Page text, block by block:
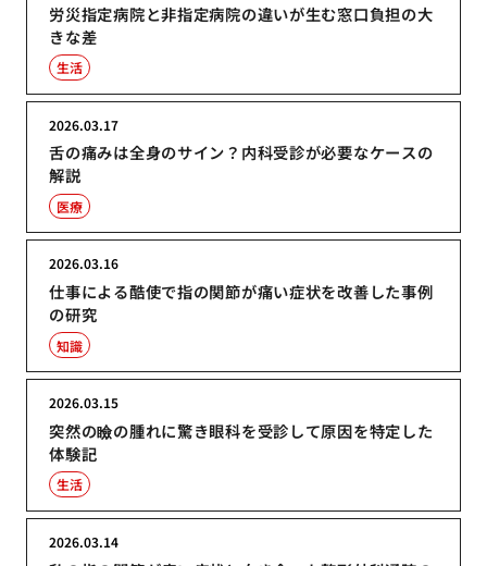
労災指定病院と非指定病院の違いが生む窓口負担の大
きな差
生活
舌の痛みは全身のサイン？内科受診が必要なケースの
解説
2026.03.17
医療
仕事による酷使で指の関節が痛い症状を改善した事例
の研究
2026.03.16
知識
突然の瞼の腫れに驚き眼科を受診して原因を特定した
体験記
2026.03.15
生活
2026.03.14